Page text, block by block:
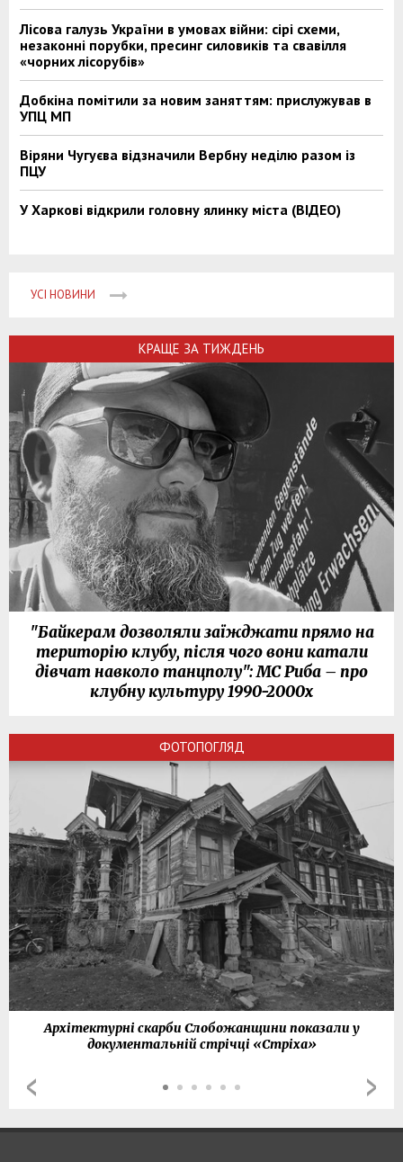
Лісова галузь України в умовах війни: сірі схеми,
незаконні порубки, пресинг силовиків та свавілля
«чорних лісорубів»
Добкіна помітили за новим заняттям: прислужував в
УПЦ МП
Віряни Чугуєва відзначили Вербну неділю разом із
ПЦУ
У Харкові відкрили головну ялинку міста (ВІДЕО)
УСІ НОВИНИ
КРАЩЕ ЗА ТИЖДЕНЬ
"Байкерам дозволяли заїжджати прямо на
територію клубу, після чого вони катали
дівчат навколо танцполу": МС Риба – про
клубну культуру 1990-2000х
ФОТОПОГЛЯД
Архітектурні скарби Слобожанщини показали у
документальній стрічці «Стріха»